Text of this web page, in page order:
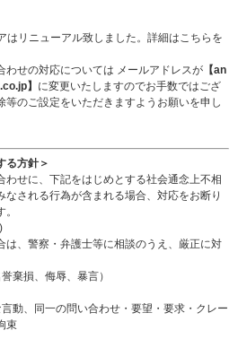
はリニューアル致しました。詳細はこちら を
わせの対応については メールアドレスが 【an
】 に変更いたしますのでお手数ではござ
等のご設定をいただきますようお願いを申し
る方針＞
わせに、下記をはじめとする社会通念上不相
なされる行為が含まれる場合、対応をお断り
)
は、警察・弁護士等に相談のうえ、厳正に対
棄損、侮辱、暴言）
動、同一の問い合わせ・要望・要求・クレー
束